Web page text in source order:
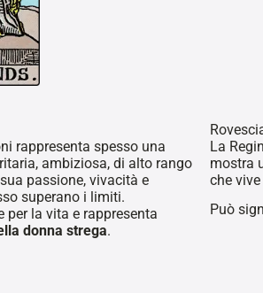
rappresenta spesso una
ambiziosa, di alto rango
passione, vivacità e
superano i limiti.
per la vita e rappresenta
donna strega.
La
mostra
che
Può